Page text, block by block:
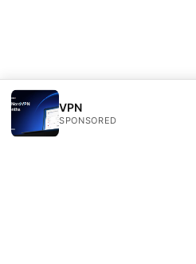
VPN
SPONSORED